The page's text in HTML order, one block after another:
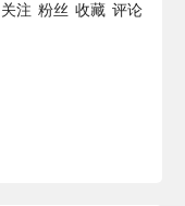
关注 粉丝 收藏 评论